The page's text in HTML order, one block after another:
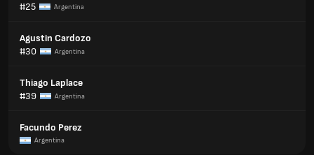
#25
Argentina
Agustin Cardozo
#30
Argentina
Thiago Laplace
#39
Argentina
Facundo Perez
Argentina